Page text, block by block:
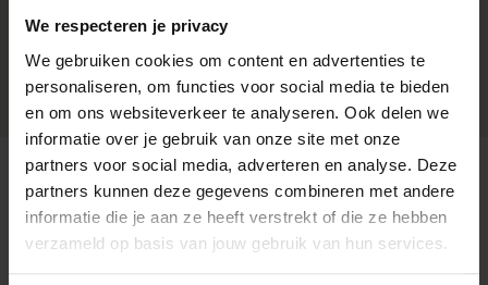
We respecteren je privacy
We gebruiken cookies om content en advertenties te
personaliseren, om functies voor social media te bieden
en om ons websiteverkeer te analyseren. Ook delen we
informatie over je gebruik van onze site met onze
partners voor social media, adverteren en analyse. Deze
partners kunnen deze gegevens combineren met andere
informatie die je aan ze heeft verstrekt of die ze hebben
verzameld op basis van jouw gebruik van hun services.
STOFSTAAL MOOD 4104 |
VANAF € 0,99
ONZE MERKEN